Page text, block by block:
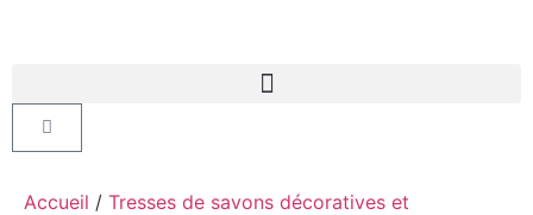
Accueil / Tresses de savons décoratives et